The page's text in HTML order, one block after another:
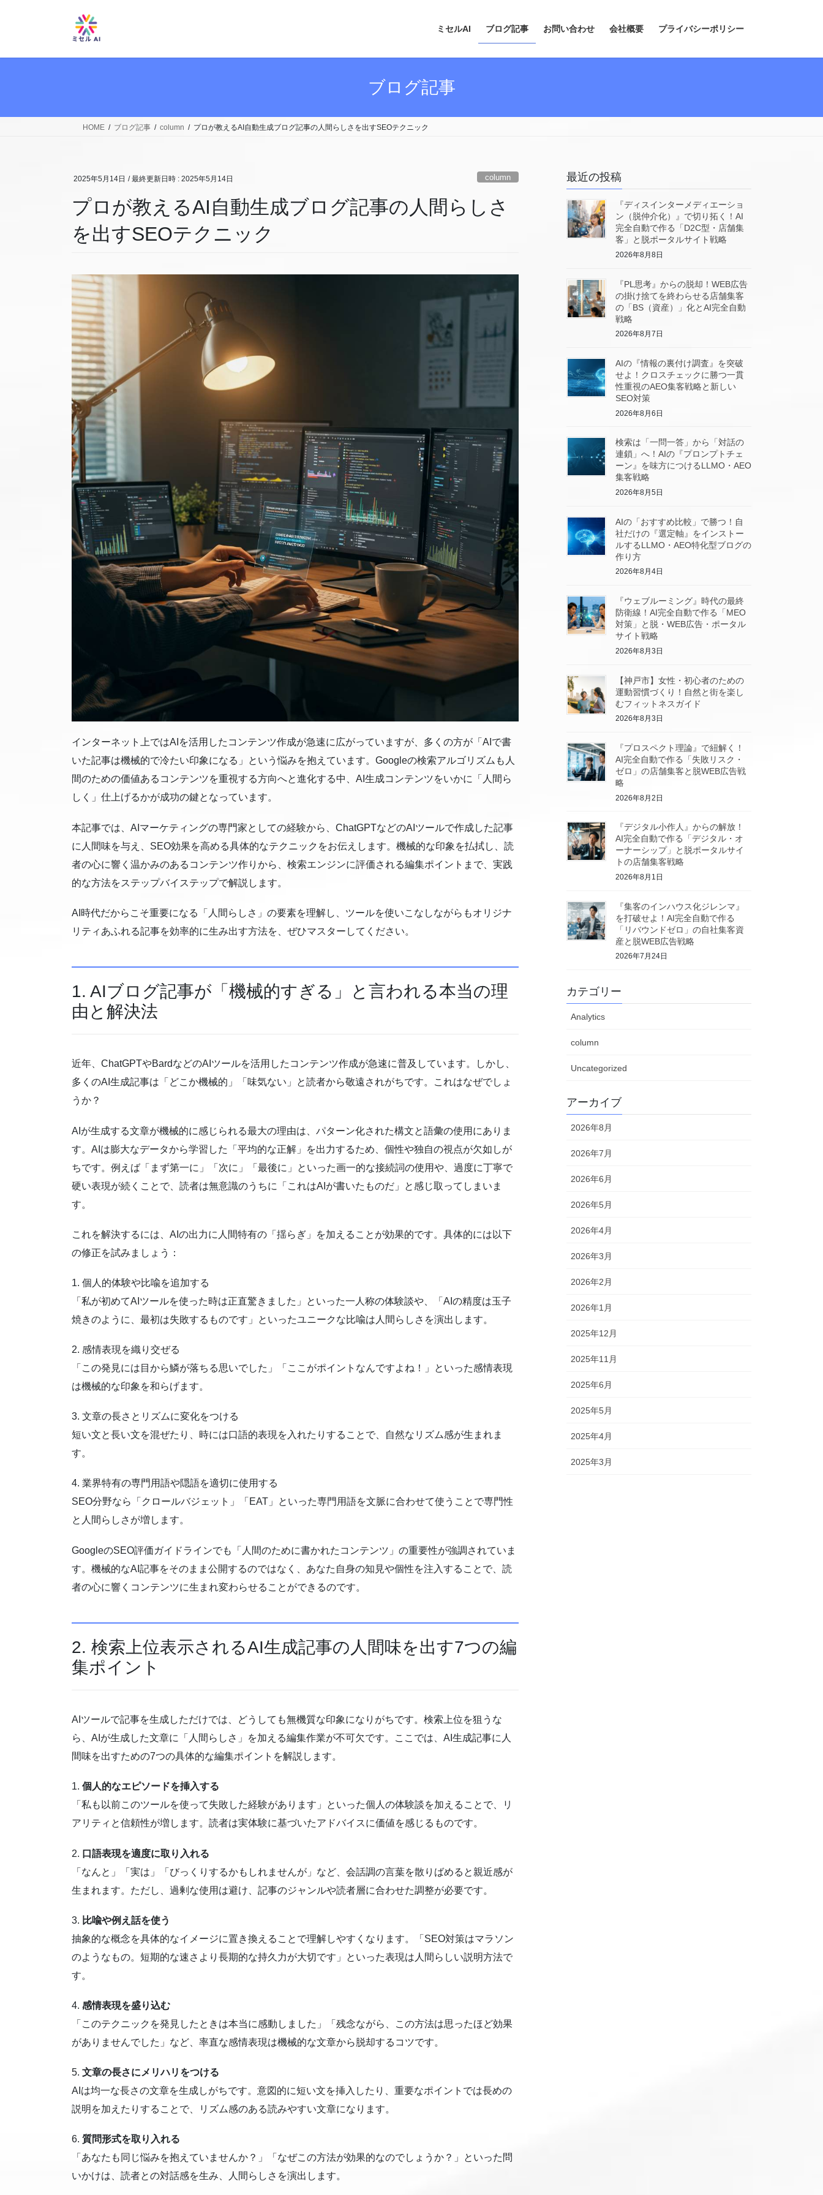
ミセルAI ブログ記事 お問い合わせ 会社概要 プライバシーポリシー
ブログ記事
HOME ブログ記事 column プロが教えるAI自動生成ブログ記事の人間らしさを出すSEOテクニック
2025年5月14日 / 最終更新日時 : 2025年5月14日 column
プロが教えるAI自動生成ブログ記事の人間らしさ
を出すSEOテクニック
インターネット上ではAIを活用したコンテンツ作成が急速に広がっていますが、多くの方が「AIで書
いた記事は機械的で冷たい印象になる」という悩みを抱えています。Googleの検索アルゴリズムも人
間のための価値あるコンテンツを重視する方向へと進化する中、AI生成コンテンツをいかに「人間ら
しく」仕上げるかが成功の鍵となっています。
本記事では、AIマーケティングの専門家としての経験から、ChatGPTなどのAIツールで作成した記事
に人間味を与え、SEO効果を高める具体的なテクニックをお伝えします。機械的な印象を払拭し、読
者の心に響く温かみのあるコンテンツ作りから、検索エンジンに評価される編集ポイントまで、実践
的な方法をステップバイステップで解説します。
AI時代だからこそ重要になる「人間らしさ」の要素を理解し、ツールを使いこなしながらもオリジナ
リティあふれる記事を効率的に生み出す方法を、ぜひマスターしてください。
1. AIブログ記事が「機械的すぎる」と言われる本当の理
由と解決法
近年、ChatGPTやBardなどのAIツールを活用したコンテンツ作成が急速に普及しています。しかし、
多くのAI生成記事は「どこか機械的」「味気ない」と読者から敬遠されがちです。これはなぜでしょ
うか？
AIが生成する文章が機械的に感じられる最大の理由は、パターン化された構文と語彙の使用にありま
す。AIは膨大なデータから学習した「平均的な正解」を出力するため、個性や独自の視点が欠如しが
ちです。例えば「まず第一に」「次に」「最後に」といった画一的な接続詞の使用や、過度に丁寧で
硬い表現が続くことで、読者は無意識のうちに「これはAIが書いたものだ」と感じ取ってしまいま
す。
これを解決するには、AIの出力に人間特有の「揺らぎ」を加えることが効果的です。具体的には以下
の修正を試みましょう：
1. 個人的体験や比喩を追加する
「私が初めてAIツールを使った時は正直驚きました」といった一人称の体験談や、「AIの精度は玉子
焼きのように、最初は失敗するものです」といったユニークな比喩は人間らしさを演出します。
2. 感情表現を織り交ぜる
「この発見には目から鱗が落ちる思いでした」「ここがポイントなんですよね！」といった感情表現
は機械的な印象を和らげます。
3. 文章の長さとリズムに変化をつける
短い文と長い文を混ぜたり、時には口語的表現を入れたりすることで、自然なリズム感が生まれま
す。
4. 業界特有の専門用語や隠語を適切に使用する
SEO分野なら「クロールバジェット」「EAT」といった専門用語を文脈に合わせて使うことで専門性
と人間らしさが増します。
GoogleのSEO評価ガイドラインでも「人間のために書かれたコンテンツ」の重要性が強調されていま
す。機械的なAI記事をそのまま公開するのではなく、あなた自身の知見や個性を注入することで、読
者の心に響くコンテンツに生まれ変わらせることができるのです。
2. 検索上位表示されるAI生成記事の人間味を出す7つの編
集ポイント
AIツールで記事を生成しただけでは、どうしても無機質な印象になりがちです。検索上位を狙うな
ら、AIが生成した文章に「人間らしさ」を加える編集作業が不可欠です。ここでは、AI生成記事に人
間味を出すための7つの具体的な編集ポイントを解説します。
1. 個人的なエピソードを挿入する
「私も以前このツールを使って失敗した経験があります」といった個人の体験談を加えることで、リ
アリティと信頼性が増します。読者は実体験に基づいたアドバイスに価値を感じるものです。
2. 口語表現を適度に取り入れる
「なんと」「実は」「びっくりするかもしれませんが」など、会話調の言葉を散りばめると親近感が
生まれます。ただし、過剰な使用は避け、記事のジャンルや読者層に合わせた調整が必要です。
3. 比喩や例え話を使う
抽象的な概念を具体的なイメージに置き換えることで理解しやすくなります。「SEO対策はマラソン
のようなもの。短期的な速さより長期的な持久力が大切です」といった表現は人間らしい説明方法で
す。
4. 感情表現を盛り込む
「このテクニックを発見したときは本当に感動しました」「残念ながら、この方法は思ったほど効果
がありませんでした」など、率直な感情表現は機械的な文章から脱却するコツです。
5. 文章の長さにメリハリをつける
AIは均一な長さの文章を生成しがちです。意図的に短い文を挿入したり、重要なポイントでは長めの
説明を加えたりすることで、リズム感のある読みやすい文章になります。
6. 質問形式を取り入れる
「あなたも同じ悩みを抱えていませんか？」「なぜこの方法が効果的なのでしょうか？」といった問
いかけは、読者との対話感を生み、人間らしさを演出します。
最近の投稿
『ディスインターメディエーショ
ン（脱仲介化）』で切り拓く！AI
完全自動で作る「D2C型・店舗集
客」と脱ポータルサイト戦略
2026年8月8日
『PL思考』からの脱却！WEB広告
の掛け捨てを終わらせる店舗集客
の「BS（資産）」化とAI完全自動
戦略
2026年8月7日
AIの『情報の裏付け調査』を突破
せよ！クロスチェックに勝つ一貫
性重視のAEO集客戦略と新しい
SEO対策
2026年8月6日
検索は「一問一答」から「対話の
連鎖」へ！AIの『プロンプトチェ
ーン』を味方につけるLLMO・AEO
集客戦略
2026年8月5日
AIの「おすすめ比較」で勝つ！自
社だけの『選定軸』をインストー
ルするLLMO・AEO特化型ブログの
作り方
2026年8月4日
『ウェブルーミング』時代の最終
防衛線！AI完全自動で作る「MEO
対策」と脱・WEB広告・ポータル
サイト戦略
2026年8月3日
【神戸市】女性・初心者のための
運動習慣づくり！自然と街を楽し
むフィットネスガイド
2026年8月3日
『プロスペクト理論』で紐解く！
AI完全自動で作る「失敗リスク・
ゼロ」の店舗集客と脱WEB広告戦
略
2026年8月2日
『デジタル小作人』からの解放！
AI完全自動で作る「デジタル・オ
ーナーシップ」と脱ポータルサイ
トの店舗集客戦略
2026年8月1日
『集客のインハウス化ジレンマ』
を打破せよ！AI完全自動で作る
「リバウンドゼロ」の自社集客資
産と脱WEB広告戦略
2026年7月24日
カテゴリー
Analytics
column
Uncategorized
アーカイブ
2026年8月
2026年7月
2026年6月
2026年5月
2026年4月
2026年3月
2026年2月
2026年1月
2025年12月
2025年11月
2025年6月
2025年5月
2025年4月
2025年3月